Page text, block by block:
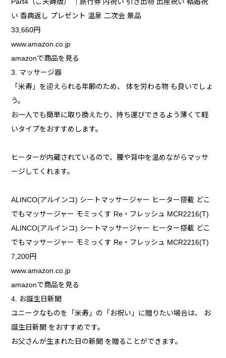
Part4（ご夫婦版） ｜旅行券 内祝い 引き出物 出産祝い 結婚祝
い 香典返し プレゼント 温泉 二次会 景品
33,660円
www.amazon.co.jp
amazonで商品を見る
3. マッサージ器
「米寿」を迎えられる年齢のため、 体を労わる物 も良いでしょ
う。
お一人でも簡単に取り換えたり、持ち運びできるよう薄くて軽
いタイプをおすすめします。
ヒーターが内蔵されているので、腰や背中を温めながらマッサ
ージしてくれます。
ALINCO(アルインコ) シートマッサージャー ヒーター搭載 どこ
でもマッサージャー モミっくす Re・フレッシュ MCR2216(T)
ALINCO(アルインコ) シートマッサージャー ヒーター搭載 どこ
でもマッサージャー モミっくす Re・フレッシュ MCR2216(T)
7,200円
www.amazon.co.jp
amazonで商品を見る
4. お誕生日新聞
ユニークなものを「米寿」の「お祝い」に贈りたい場合は、 お
誕生日新聞 をおすすめです。
お父さんが生まれた日の新聞 を贈ることができます。